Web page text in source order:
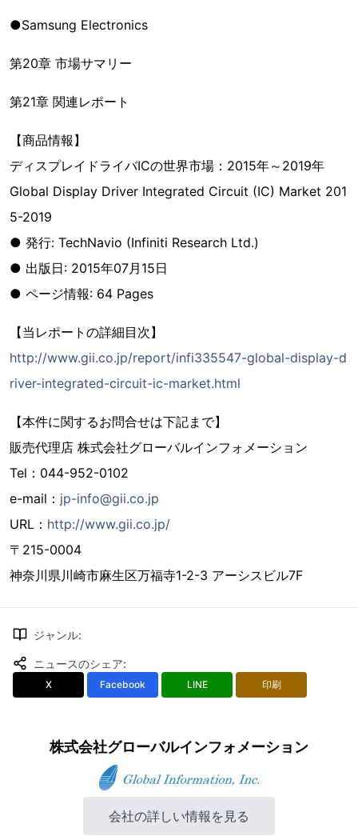
●Samsung Electronics
第20章 市場サマリー
第21章 関連レポート
【商品情報】
ディスプレイドライバICの世界市場：2015年～2019年
Global Display Driver Integrated Circuit (IC) Market 201
5-2019
● 発行: TechNavio (Infiniti Research Ltd.)
● 出版日: 2015年07月15日
● ページ情報: 64 Pages
【当レポートの詳細目次】
http://www.gii.co.jp/report/infi335547-global-display-d
river-integrated-circuit-ic-market.html
【本件に関するお問合せは下記まで】
販売代理店 株式会社グローバルインフォメーション
Tel：044-952-0102
e-mail： jp-info@gii.co.jp
URL： http://www.gii.co.jp/
〒215-0004
神奈川県川崎市麻生区万福寺1-2-3 アーシスビル7F
ジャンル:
ニュースのシェア:
X Facebook LINE 印刷
株式会社グローバルインフォメーション
会社の詳しい情報を見る